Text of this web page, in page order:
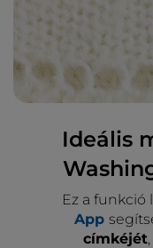
Ideális
Ez a funkció
App
címkéjét